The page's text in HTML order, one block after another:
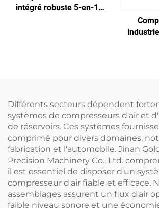
intégré robuste 5-en-1
Différents secteurs dépendent
systèmes de compresseurs d'air et
de réservoirs. Ces systèmes
comprimé pour divers domaines,
fabrication et l'automobile. Jinan
Precision Machinery Co., Ltd.
il est essentiel de disposer d'un
compresseur d'air fiable et efficace.
assemblages assurent un flux d'air
faible niveau sonore et une